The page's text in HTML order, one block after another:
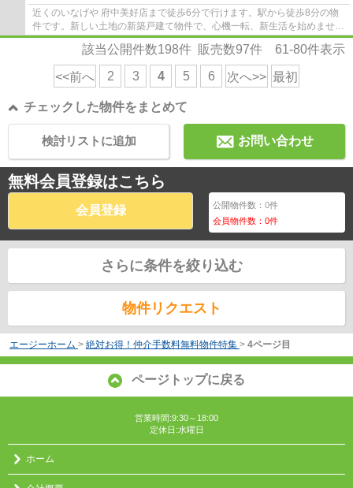
近くのいなげや 府中美好店まで徒歩6分で行けます。駅から徒歩8分の物
件です。新しい土地の新築戸建て物件で、心機一転、新生活を始めません
か。東南側道路に面した物件は住んでみてわ...
該当公開件数198件 販売数97件 61-80件表示
<<前へ 2 3 4 5 6 次へ>> 最初
チェックした物件をまとめて
お問い合わせ
検討リストに追加
無料会員登録はこちら
会員登録 公開物件数：0件
会員物件数：0件
さらに条件を絞り込む
物件リクエスト
エージーホーム > 絶対お得！仲介手数料無料物件特集 > 4ページ目
ページトップに戻る
営業時間:9:30～18:00
定休日:水曜日
ホーム